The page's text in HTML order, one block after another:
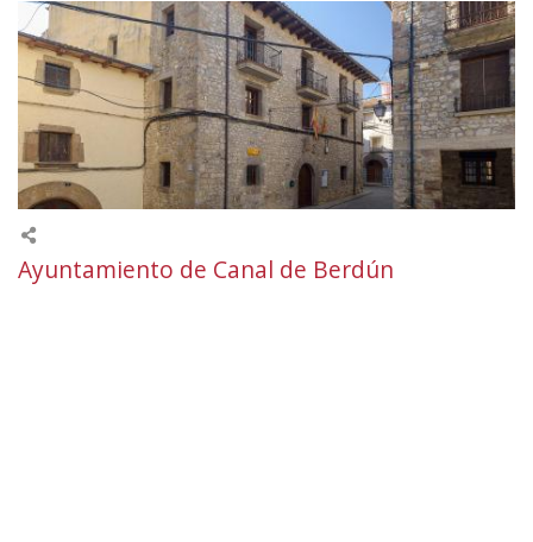
Ayuntamiento de Canal de Berdún